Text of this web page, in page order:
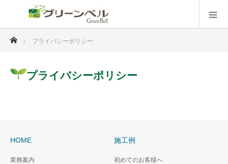
プライバシーポリシー
プライバシーポリシー
HOME
業務案内
施工例
初めてのお客様へ